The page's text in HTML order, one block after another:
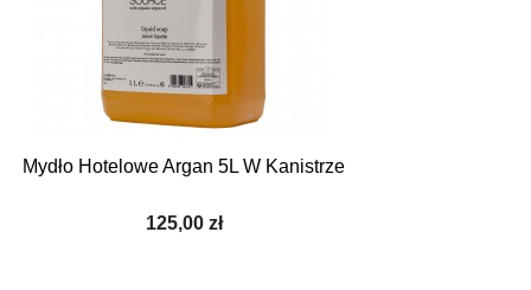
Mydło Hotelowe Argan 5L W Kanistrze
125,00 zł